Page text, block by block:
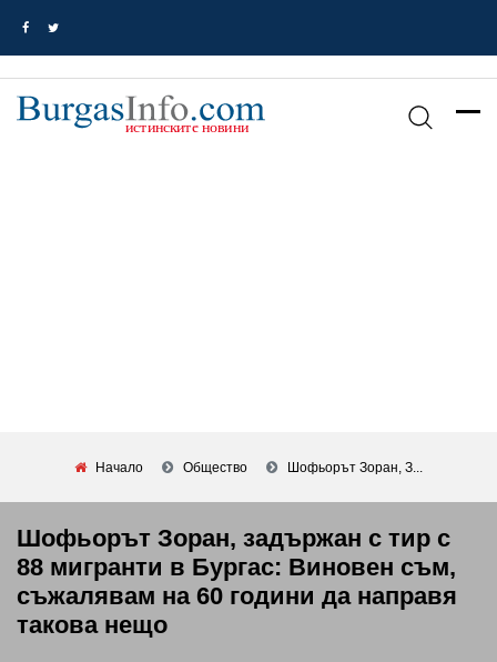
Начало Общество Шофьорът Зоран, З...
Шофьорът Зоран, задържан с тир с
88 мигранти в Бургас: Виновен съм,
съжалявам на 60 години да направя
такова нещо